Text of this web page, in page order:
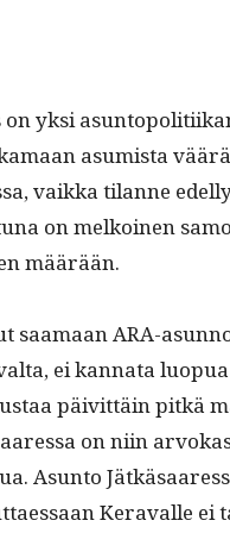
yksi
asum­ista
vaik­ka tilanne
on melkoinen
määrään.
saa­maan ARA-
ei kan­na­ta
päivit­täin pitkä
on niin
Asun­to
Ker­avalle